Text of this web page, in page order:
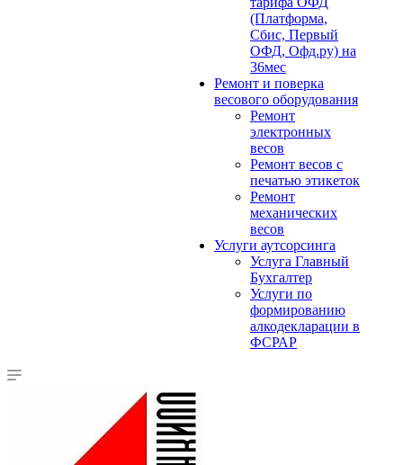
(Платформа,
Сбис, Первый
ОФД, Офд.ру) на
36мес
Ремонт и поверка
весового оборудования
Ремонт
электронных
весов
Ремонт весов с
печатью этикеток
Ремонт
механических
весов
Услуги аутсорсинга
Услуга Главный
Бухгалтер
Услуги по
формированию
алкодекларации в
ФСРАР